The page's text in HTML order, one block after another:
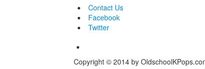
Contact Us
Facebook
Twitter
Copyright © 2014 by